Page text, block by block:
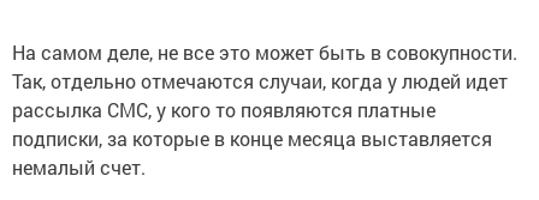
На самом деле, не все это может быть в совокупности.
Так, отдельно отмечаются случаи, когда у людей идет
рассылка СМС, у кого то появляются платные
подписки, за которые в конце месяца выставляется
немалый счет.